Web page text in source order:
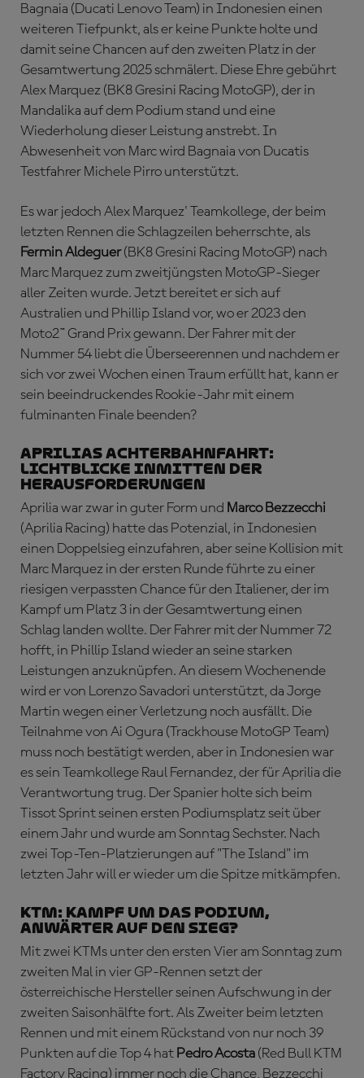
Bagnaia (Ducati Lenovo Team) in Indonesien einen
weiteren Tiefpunkt, als er keine Punkte holte und
damit seine Chancen auf den zweiten Platz in der
Gesamtwertung 2025 schmälert. Diese Ehre gebührt
Alex Marquez (BK8 Gresini Racing MotoGP), der in
Mandalika auf dem Podium stand und eine
Wiederholung dieser Leistung anstrebt. In
Abwesenheit von Marc wird Bagnaia von Ducatis
Testfahrer Michele Pirro unterstützt.
Es war jedoch Alex Marquez' Teamkollege, der beim
letzten Rennen die Schlagzeilen beherrschte, als
Fermin Aldeguer(BK8 Gresini Racing MotoGP) nach
Marc Marquez zum zweitjüngsten MotoGP-Sieger
aller Zeiten wurde. Jetzt bereitet er sich auf
Australien und Phillip Island vor, wo er 2023 den
Moto2™ Grand Prix gewann. Der Fahrer mit der
Nummer 54 liebt die Überseerennen und nachdem er
sich vor zwei Wochen einen Traum erfüllt hat, kann er
sein beeindruckendes Rookie-Jahr mit einem
fulminanten Finale beenden?
APRILIAS ACHTERBAHNFAHRT:
Lichtblicke inmitten der
Herausforderungen
Aprilia war zwar in guter Form und Marco Bezzecchi
(Aprilia Racing) hatte das Potenzial, in Indonesien
einen Doppelsieg einzufahren, aber seine Kollision mit
Marc Marquez in der ersten Runde führte zu einer
riesigen verpassten Chance für den Italiener, der im
Kampf um Platz 3 in der Gesamtwertung einen
Schlag landen wollte. Der Fahrer mit der Nummer 72
hofft, in Phillip Island wieder an seine starken
Leistungen anzuknüpfen. An diesem Wochenende
wird er von Lorenzo Savadori unterstützt, da Jorge
Martin wegen einer Verletzung noch ausfällt. Die
Teilnahme von Ai Ogura (Trackhouse MotoGP Team)
muss noch bestätigt werden, aber in Indonesien war
es sein Teamkollege Raul Fernandez, der für Aprilia die
Verantwortung trug. Der Spanier holte sich beim
Tissot Sprint seinen ersten Podiumsplatz seit über
einem Jahr und wurde am Sonntag Sechster. Nach
zwei Top-Ten-Platzierungen auf "The Island" im
letzten Jahr will er wieder um die Spitze mitkämpfen.
KTM: Kampf um das Podium,
Anwärter auf den Sieg?
Mit zwei KTMs unter den ersten Vier am Sonntag zum
zweiten Mal in vier GP-Rennen setzt der
österreichische Hersteller seinen Aufschwung in der
zweiten Saisonhälfte fort. Als Zweiter beim letzten
Rennen und mit einem Rückstand von nur noch 39
Punkten auf die Top 4 hat Pedro Acosta (Red Bull KTM
Factory Racing) immer noch die Chance, Bezzecchi